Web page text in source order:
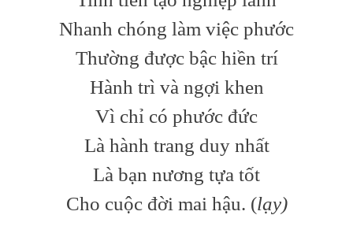
Nhanh chóng làm việc phước
Thường được bậc hiền trí
Hành trì và ngợi khen
Vì chỉ có phước đức
Là hành trang duy nhất
Là bạn nương tựa tốt
Cho cuộc đời mai hậu. (lạy)